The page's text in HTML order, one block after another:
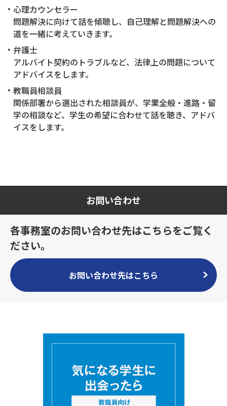
心理カウンセラー
問題解決に向けて話を傾聴し、自己理解と問題解決への
道を一緒に考えていきます。
弁護士
アルバイト契約のトラブルなど、法律上の問題について
アドバイスをします。
教職員相談員
関係部署から選出された相談員が、学業全般・進路・留
学の相談など、学生の希望に合わせて話を聴き、アドバ
イスをします。
お問い合わせ
各事務室のお問い合わせ先はこちらをご覧く
ださい。
お問い合わせ先はこちら